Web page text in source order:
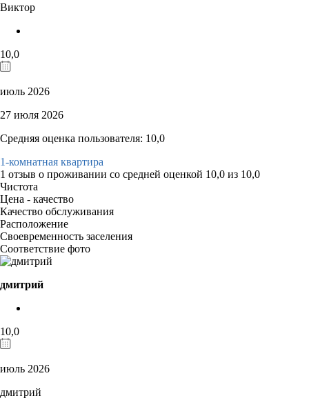
Виктор
10,0
июль 2026
27 июля 2026
Средняя оценка пользователя: 10,0
1-комнатная квартира
1 отзыв о проживании со средней оценкой 10,0 из 10,0
Чистота
Цена - качество
Качество обслуживания
Расположение
Своевременность заселения
Соответствие фото
дмитрий
10,0
июль 2026
дмитрий